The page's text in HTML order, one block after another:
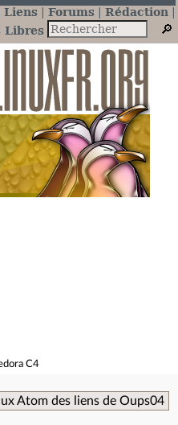
Liens Forums
Rédaction
Libres
C4
Atom des liens de Oups04